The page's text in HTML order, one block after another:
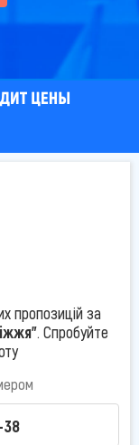
пропозицій за
. Спробуйте